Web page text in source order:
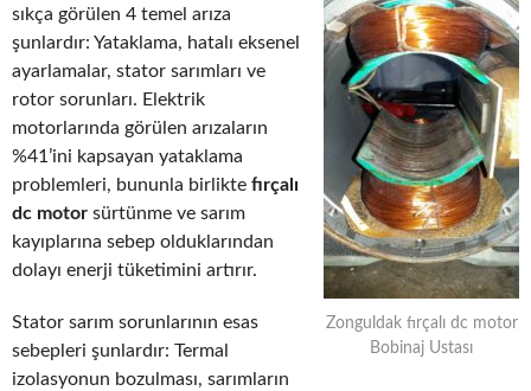
Zonguldak fırçalı dc motor
Bobinaj Ustası
sıkça görülen 4 temel arıza
şunlardır: Yataklama, hatalı eksenel
ayarlamalar, stator sarımları ve
rotor sorunları. Elektrik
motorlarında görülen arızaların
%41’ini kapsayan yataklama
problemleri, bununla birlikte fırçalı
dc motor sürtünme ve sarım
kayıplarına sebep olduklarından
dolayı enerji tüketimini artırır.
Stator sarım sorunlarının esas
sebepleri şunlardır: Termal
izolasyonun bozulması, sarımların